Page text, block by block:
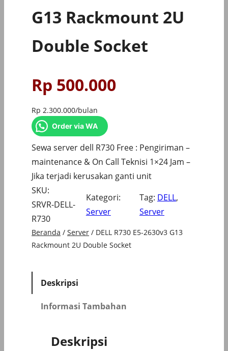
G13 Rackmount 2U
Double Socket
Rp 500.000
Rp 2.300.000/bulan
Order via WA
Sewa server dell R730 Free : Pengiriman –
maintenance & On Call Teknisi 1×24 Jam –
Jika terjadi kerusakan ganti unit
SKU:
SRVR-DELL-
R730
Kategori:
Server
Tag: DELL
Server
Beranda / Server / DELL R730 E5-2630v3 G13
Rackmount 2U Double Socket
Deskripsi
Informasi Tambahan
Deskripsi